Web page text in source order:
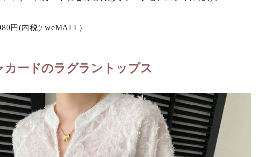
円(内税)/ weMALL）
カードのラグラントップス